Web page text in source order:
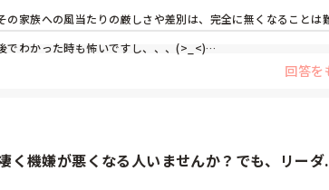
の家族への風当たりの厳しさや差別は、完全に無くなることは
でわかった時も怖いですし、、、(>_<)
る一個人としても、ここは早めにお伝えして、保育園の意向や
回答を
く機嫌が悪くなる人いませんか？でも、リー